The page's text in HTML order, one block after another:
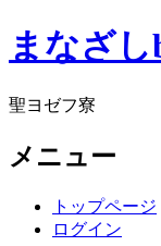
まなざし
聖ヨゼフ寮
メニュー
トップページ
ログイン